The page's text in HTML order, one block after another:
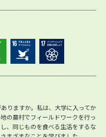
りますか。私は、大学に入ってか
の農村でフィールドワークを行っ
、同じものを食べる生活をするな